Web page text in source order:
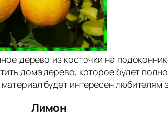
дерево из косточки на
дома дерево, которое будет
будет интересен
Лимон